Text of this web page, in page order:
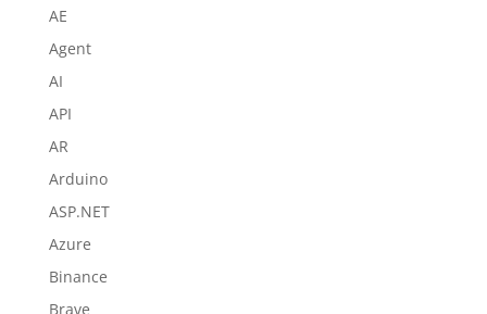
AE
Agent
AI
API
AR
Arduino
ASP.NET
Azure
Binance
Brave